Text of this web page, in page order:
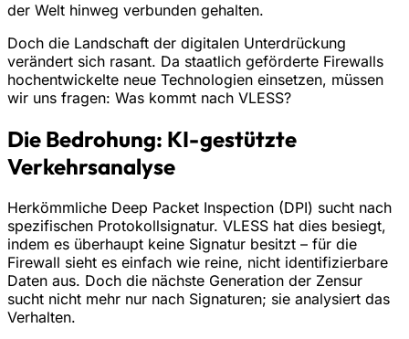
der Welt hinweg verbunden gehalten.
Doch die Landschaft der digitalen Unterdrückung
verändert sich rasant. Da staatlich geförderte Firewalls
hochentwickelte neue Technologien einsetzen, müssen
wir uns fragen: Was kommt nach VLESS?
Die Bedrohung: KI-gestützte
Verkehrsanalyse
Herkömmliche Deep Packet Inspection (DPI) sucht nach
spezifischen Protokollsignatur. VLESS hat dies besiegt,
indem es überhaupt keine Signatur besitzt – für die
Firewall sieht es einfach wie reine, nicht identifizierbare
Daten aus. Doch die nächste Generation der Zensur
sucht nicht mehr nur nach Signaturen; sie analysiert das
Verhalten.